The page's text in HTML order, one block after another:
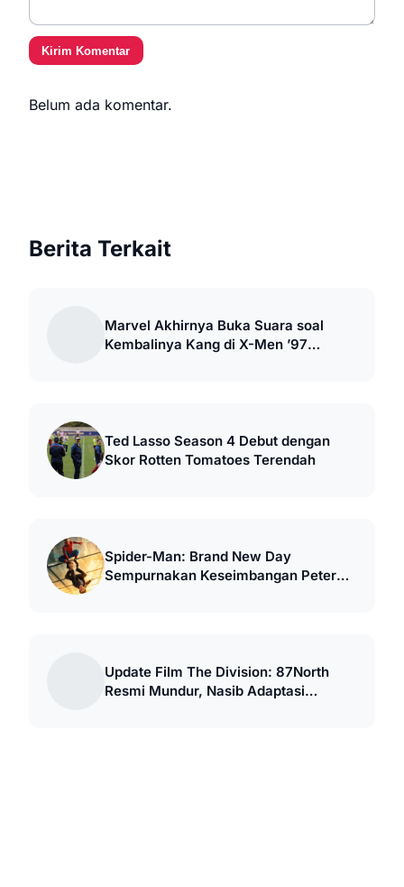
Kirim Komentar
Belum ada komentar.
Berita Terkait
Marvel Akhirnya Buka Suara soal
Kembalinya Kang di X-Men ’97
Ted Lasso Season 4 Debut dengan
Skor Rotten Tomatoes Terendah
Spider-Man: Brand New Day
Sempurnakan Keseimbangan Peter
Update Film The Division: 87North
Resmi Mundur, Nasib Adaptasi